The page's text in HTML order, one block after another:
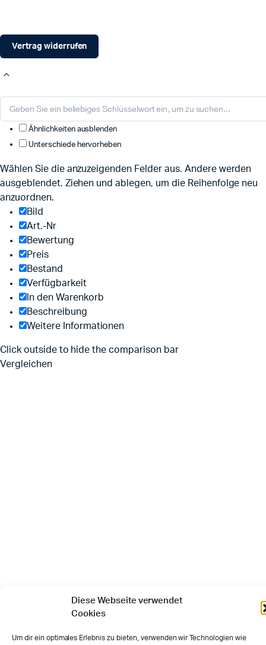
Diese Webseite verwendet
Cookies
Um dir ein optimales Erlebnis zu bieten, verwenden wir Technologien wie
Vertrag widerrufen
Ähnlichkeiten ausblenden
Unterschiede hervorheben
Wählen Sie die anzuzeigenden Felder aus. Andere werden
ausgeblendet. Ziehen und ablegen, um die Reihenfolge neu
anzuordnen.
Bild
Art.-Nr
Bewertung
Preis
Bestand
Verfügbarkeit
In den Warenkorb
Beschreibung
Weitere Informationen
Click outside to hide the comparison bar
Vergleichen